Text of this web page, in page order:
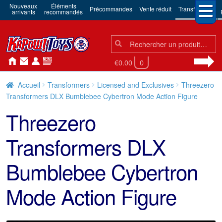
Nouveaux
arrivants
Éléments
recommandés Précommandes Vente réduit Transformers
Chercher:
Chercher
€0.00 0
Accueil Transformers Licensed and Exclusives
Threezero
Transformers DLX Bumblebee Cybertron Mode Action Figure
Threezero
Transformers DLX
Bumblebee Cybertron
Mode Action Figure